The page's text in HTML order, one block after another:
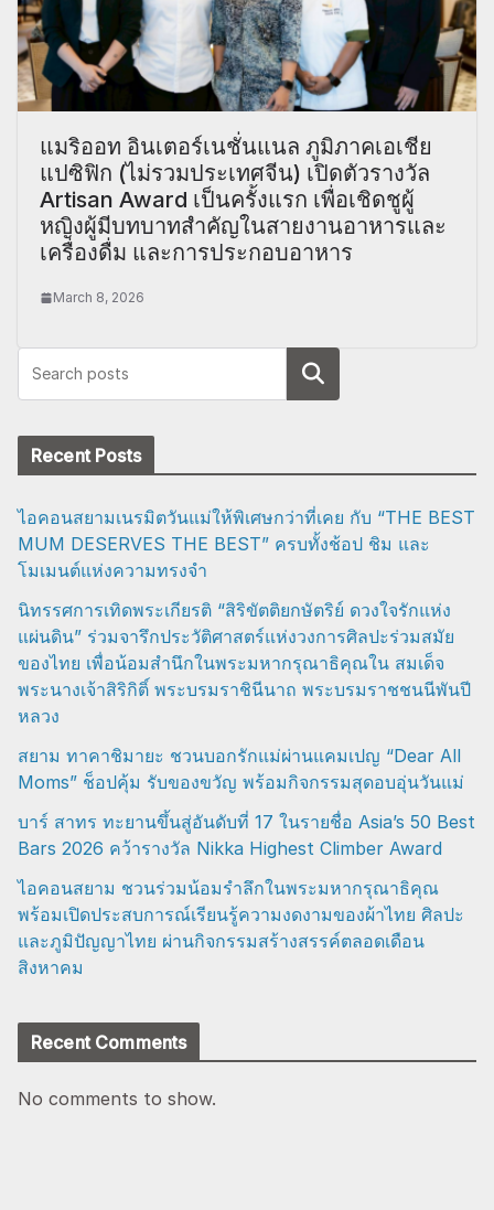
แมริออท อินเตอร์เนชั่นแนล ภูมิภาคเอเชีย
แปซิฟิก (ไม่รวมประเทศจีน) เปิดตัวรางวัล
Artisan Award เป็นครั้งแรก เพื่อเชิดชูผู้
หญิงผู้มีบทบาทสำคัญในสายงานอาหารและ
เครื่องดื่ม และการประกอบอาหาร
March 8, 2026
Search
Recent Posts
ไอคอนสยามเนรมิตวันแม่ให้พิเศษกว่าที่เคย กับ “THE BEST
MUM DESERVES THE BEST” ครบทั้งช้อป ชิม และ
โมเมนต์แห่งความทรงจำ
นิทรรศการเทิดพระเกียรติ “สิริขัตติยกษัตริย์ ดวงใจรักแห่ง
แผ่นดิน” ร่วมจารึกประวัติศาสตร์แห่งวงการศิลปะร่วมสมัย
ของไทย เพื่อน้อมสำนึกในพระมหากรุณาธิคุณใน สมเด็จ
พระนางเจ้าสิริกิติ์ พระบรมราชินีนาถ พระบรมราชชนนีพันปี
หลวง
สยาม ทาคาชิมายะ ชวนบอกรักแม่ผ่านแคมเปญ “Dear All
Moms” ช็อปคุ้ม รับของขวัญ พร้อมกิจกรรมสุดอบอุ่นวันแม่
บาร์ สาทร ทะยานขึ้นสู่อันดับที่ 17 ในรายชื่อ Asia’s 50 Best
Bars 2026 คว้ารางวัล Nikka Highest Climber Award
ไอคอนสยาม ชวนร่วมน้อมรำลึกในพระมหากรุณาธิคุณ
พร้อมเปิดประสบการณ์เรียนรู้ความงดงามของผ้าไทย ศิลปะ
และภูมิปัญญาไทย ผ่านกิจกรรมสร้างสรรค์ตลอดเดือน
สิงหาคม
Recent Comments
No comments to show.